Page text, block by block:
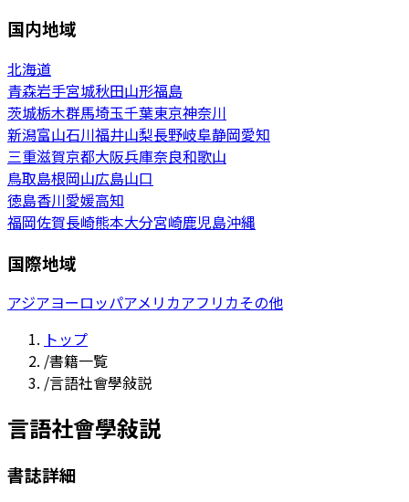
国内地域
北海道
青森岩手宮城秋田山形福島
茨城栃木群馬埼玉千葉東京神奈川
新潟富山石川福井山梨長野岐阜静岡愛知
三重滋賀京都大阪兵庫奈良和歌山
鳥取島根岡山広島山口
徳島香川愛媛高知
福岡佐賀長崎熊本大分宮崎鹿児島沖縄
国際地域
アジアヨーロッパアメリカアフリカその他
トップ
/書籍一覧
/言語社會學敍説
言語社會學敍説
書誌詳細